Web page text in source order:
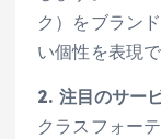
ク）をブラン
い個性を表現
2. 注目のサー
クラスフォー